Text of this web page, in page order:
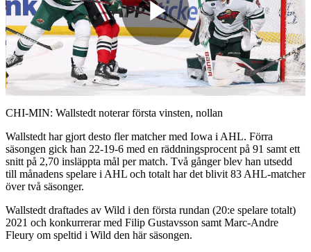
Play
Video
CHI-MIN: Wallstedt noterar första vinsten, nollan
Wallstedt har gjort desto fler matcher med Iowa i AHL. Förra
säsongen gick han 22-19-6 med en räddningsprocent på 91 samt ett
snitt på 2,70 insläppta mål per match. Två gånger blev han utsedd
till månadens spelare i AHL och totalt har det blivit 83 AHL-matcher
över två säsonger.
Wallstedt draftades av Wild i den första rundan (20:e spelare totalt)
2021 och konkurrerar med Filip Gustavsson samt Marc-Andre
Fleury om speltid i Wild den här säsongen.